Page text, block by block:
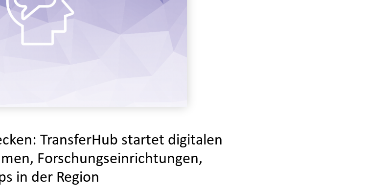
TransferHub startet digitalen
Forschungseinrichtungen,
in der Region